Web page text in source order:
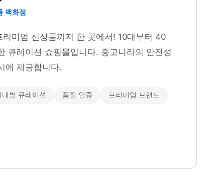
백화점
미엄 신상품까지 한 곳에서! 10대부터 40
큐레이션 쇼핑몰입니다. 중고나라의 안전성
에 제공합니다.
대별 큐레이션 품질 인증 프리미엄 브랜드